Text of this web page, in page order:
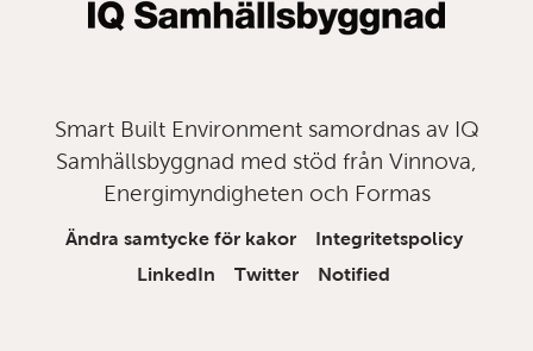
Smart Built Environment samordnas av IQ
Samhällsbyggnad med stöd från Vinnova,
Energimyndigheten och Formas
Ändra samtycke för kakor
Integritetspolicy
LinkedIn
Twitter Notified